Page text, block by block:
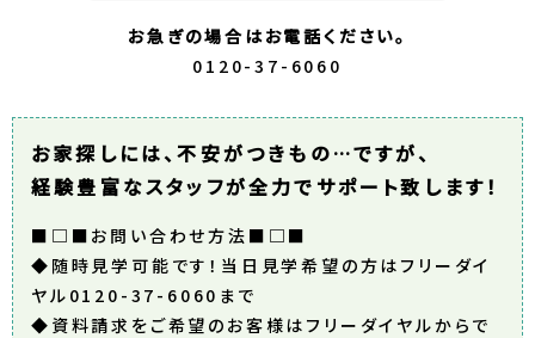
お急ぎの場合はお電話ください。
0120-37-6060
お家探しには、不安がつきもの…ですが、
経験豊富なスタッフが全力でサポート致します！
■□■お問い合わせ方法■□■
◆随時見学可能です！当日見学希望の方はフリーダイ
ヤル0120-37-6060まで
◆資料請求をご希望のお客様はフリーダイヤルからで